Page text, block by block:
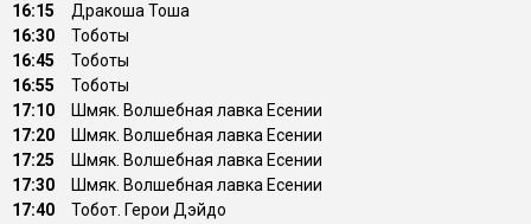
16:15
Дракоша Тоша
16:30
Тоботы
16:45
Тоботы
16:55
Тоботы
17:10
Шмяк. Волшебная лавка Есении
17:20
Шмяк. Волшебная лавка Есении
17:25
Шмяк. Волшебная лавка Есении
17:30
Шмяк. Волшебная лавка Есении
17:40
Тобот. Герои Дэйдо